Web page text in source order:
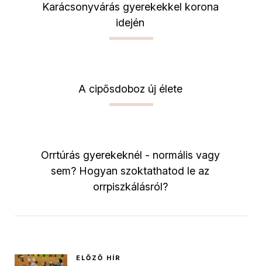
Karácsonyvárás gyerekekkel korona
idején
A cipősdoboz új élete
Orrtúrás gyerekeknél - normális vagy
sem? Hogyan szoktathatod le az
orrpiszkálásról?
ELŐZŐ HÍR